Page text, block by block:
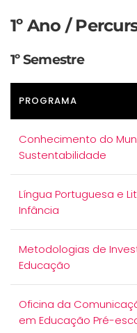
1º Ano /
1º Semestre
PROGRAMA
Conhecimento do
Sustentabilidade
Língua Portuguesa e
Infância
Metodologias de
Educação
Oficina da
em Educação Pré-